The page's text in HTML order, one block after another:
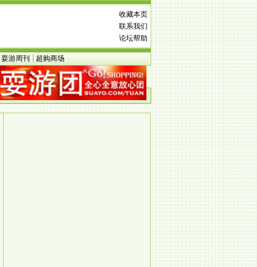
收藏本页
联系我们
论坛帮助
耍游周刊 超购商场